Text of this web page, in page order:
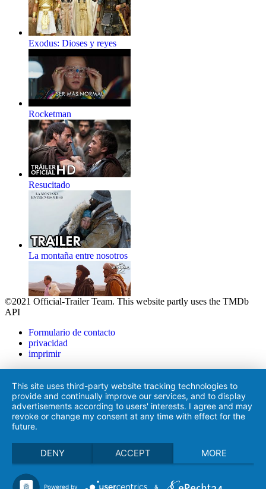
Exodus: Dioses y reyes
Rocketman
Resucitado
La montaña entre nosotros
Black Phone
El espíritu de Bridge
Hollow
©2021 Official-Trailer Team. This website partly uses the TMDb
API
Formulario de contacto
privacidad
imprimir
This site uses third-party website tracking technologies to
provide and continually improve our services, and to display
advertisements according to users' interests. I agree and may
revoke or change my consent at any time with effect for the
future.
DENY ACCEPT MORE
Powered by &